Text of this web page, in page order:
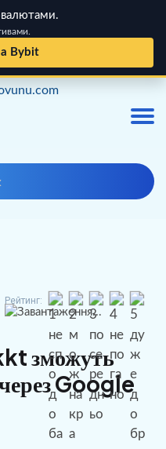
Bybit
Рейтинг:
Завантаження...
зможуть
Google